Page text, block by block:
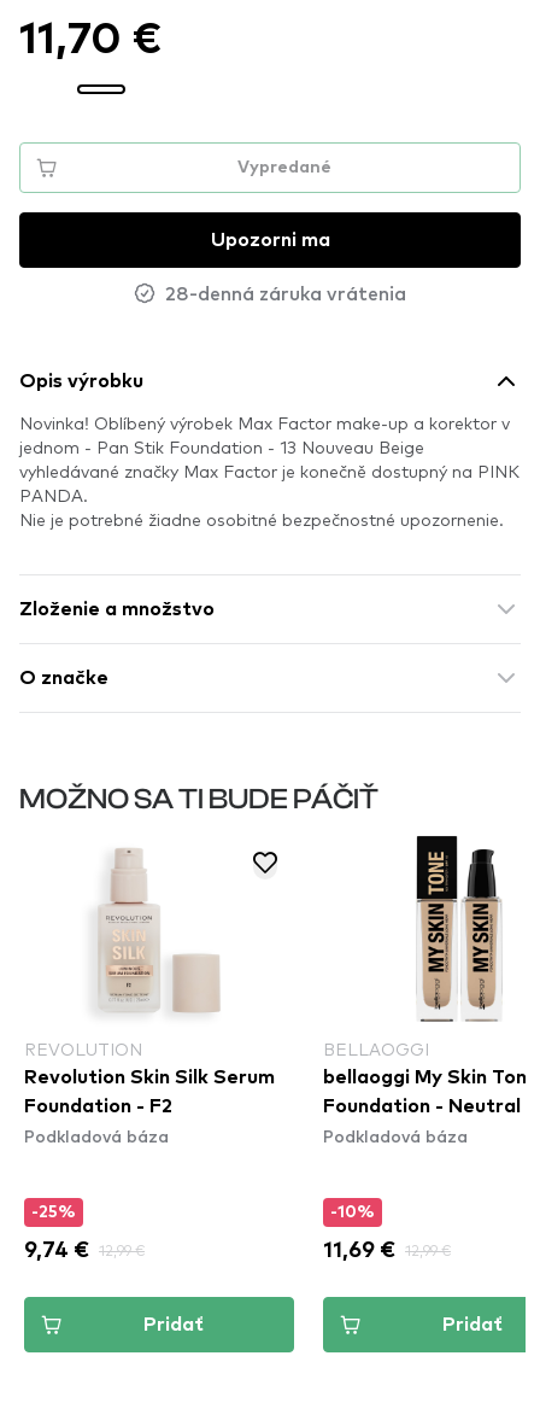
11,70 €
Vypredané
Upozorni ma
28-denná záruka vrátenia
Opis výrobku
Novinka! Oblíbený výrobek Max Factor make-up a korektor v
jednom - Pan Stik Foundation - 13 Nouveau Beige
vyhledávané značky Max Factor je konečně dostupný na PINK
PANDA.
Nie je potrebné žiadne osobitné bezpečnostné upozornenie.
Zloženie a množstvo
O značke
MOŽNO SA TI BUDE PÁČIŤ
REVOLUTION
Revolution Skin Silk Serum
Foundation - F2
Podkladová báza
-25%
9,74 € 12,99 €
Pridať
BELLAOGGI
bellaoggi My Skin Tone
Foundation - Neutral
Podkladová báza
-10%
11,69 € 12,99 €
Pridať